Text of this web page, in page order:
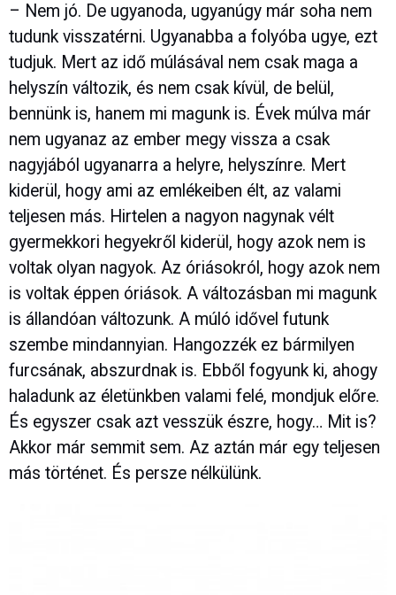
– Nem jó. De ugyanoda, ugyanúgy már soha nem
tudunk visszatérni. Ugyanabba a folyóba ugye, ezt
tudjuk. Mert az idő múlásával nem csak maga a
helyszín változik, és nem csak kívül, de belül,
bennünk is, hanem mi magunk is. Évek múlva már
nem ugyanaz az ember megy vissza a csak
nagyjából ugyanarra a helyre, helyszínre. Mert
kiderül, hogy ami az emlékeiben élt, az valami
teljesen más. Hirtelen a nagyon nagynak vélt
gyermekkori hegyekről kiderül, hogy azok nem is
voltak olyan nagyok. Az óriásokról, hogy azok nem
is voltak éppen óriások. A változásban mi magunk
is állandóan változunk. A múló idővel futunk
szembe mindannyian. Hangozzék ez bármilyen
furcsának, abszurdnak is. Ebből fogyunk ki, ahogy
haladunk az életünkben valami felé, mondjuk előre.
És egyszer csak azt vesszük észre, hogy… Mit is?
Akkor már semmit sem. Az aztán már egy teljesen
más történet. És persze nélkülünk.